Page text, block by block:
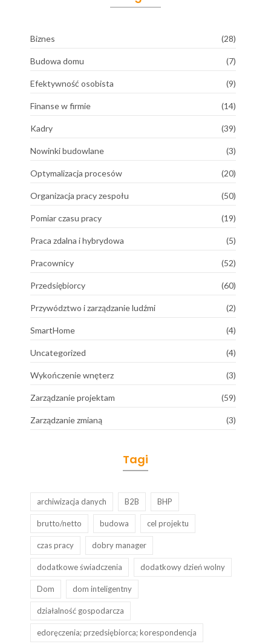
Biznes (28)
Budowa domu (7)
Efektywność osobista (9)
Finanse w firmie (14)
Kadry (39)
Nowinki budowlane (3)
Optymalizacja procesów (20)
Organizacja pracy zespołu (50)
Pomiar czasu pracy (19)
Praca zdalna i hybrydowa (5)
Pracownicy (52)
Przedsiębiorcy (60)
Przywództwo i zarządzanie ludźmi (2)
SmartHome (4)
Uncategorized (4)
Wykończenie wnęterz (3)
Zarządzanie projektam (59)
Zarządzanie zmianą (3)
Tagi
archiwizacja danych B2B BHP
brutto/netto budowa cel projektu
czas pracy dobry manager
dodatkowe świadczenia dodatkowy dzień wolny
Dom dom inteligentny
działalność gospodarcza
edoręczenia; przedsiębiorca; korespondencja